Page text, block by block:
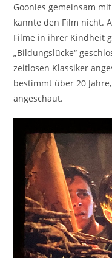
Goonies gemeinsam
kannte den Film nicht.
Filme in ihrer Kindheit
„Bildungslücke“
zeitlosen Klassiker
bestimmt über 20
angeschaut.